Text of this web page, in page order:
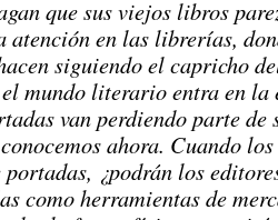
que sus viejos libros
atención en las librerías,
siguiendo el capricho
el mundo literario entra en
van perdiendo parte de
ahora. Cuando
portadas, ¿podrán los
como herramientas de